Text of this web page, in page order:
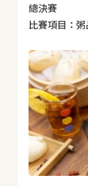
總決賽
比賽項目：